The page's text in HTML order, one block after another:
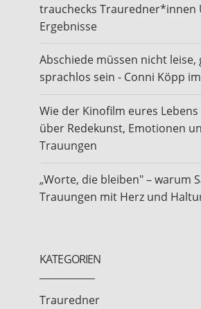
trauchecks Trauredner*innen
Ergebnisse
Abschiede müssen nicht leise,
sprachlos sein - Conni Köpp
Wie der Kinofilm eures Lebens
über Redekunst, Emotionen
Trauungen
„Worte, die bleiben" – warum
Trauungen mit Herz und
KATEGORIEN
Trauredner